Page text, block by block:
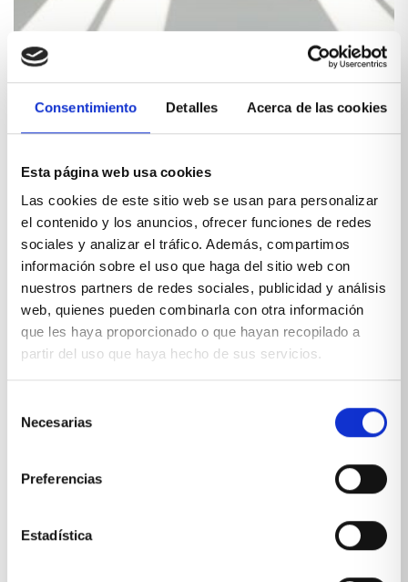
Consentimiento Detalles Acerca de las cookies
Esta página web usa cookies
Las cookies de este sitio web se usan para personalizar
el contenido y los anuncios, ofrecer funciones de redes
sociales y analizar el tráfico. Además, compartimos
información sobre el uso que haga del sitio web con
nuestros partners de redes sociales, publicidad y análisis
web, quienes pueden combinarla con otra información
que les haya proporcionado o que hayan recopilado a
partir del uso que haya hecho de sus servicios.
Necesarias
Preferencias
Estadística
Habitación juvenil con compacto con
cajones,armario y mesa de estudio
extraible